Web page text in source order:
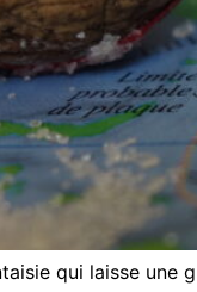
qui laisse une